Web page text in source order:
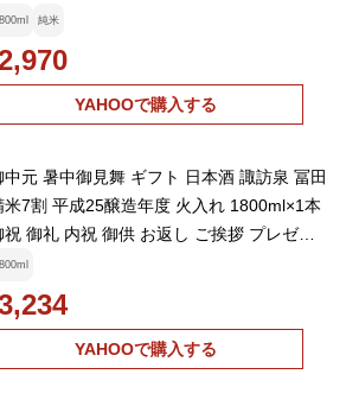
純米
YAHOOで購入する
中元 暑中御見舞 ギフト 日本酒 諏訪泉 冨田
米7割 平成25醸造年度 火入れ 1800ml×1本
祝 御礼 内祝 御供 お返し ご挨拶 プレゼン
贈り物 お誕生日
YAHOOで購入する